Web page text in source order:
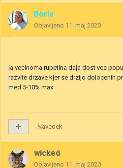
Boris
Objavljeno 11. maj 2020
ja vecinoma rupetina daja dost vec
razvite drzave kjer se drzijo dolocenih
med 5-10% max
Navedek
wicked
Objavljeno 11. maj 2020